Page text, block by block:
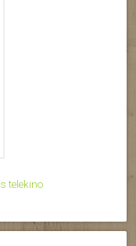
telekino